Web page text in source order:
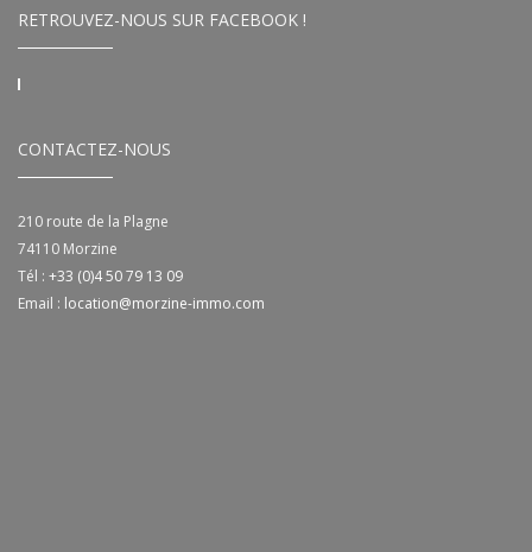
RETROUVEZ-NOUS SUR FACEBOOK !
CONTACTEZ-NOUS
210 route de la Plagne
74110 Morzine
Tél : +33 (0)4 50 79 13 09
Email : location@morzine-immo.com